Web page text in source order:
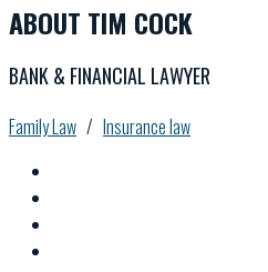
ABOUT TIM COCK
BANK & FINANCIAL LAWYER
Family Law / Insurance law